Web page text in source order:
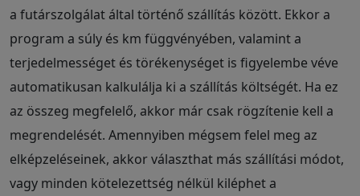
a futárszolgálat által történő szállítás között. Ekkor a
program a súly és km függvényében, valamint a
terjedelmességet és törékenységet is figyelembe véve
automatikusan kalkulálja ki a szállítás költségét. Ha ez
az összeg megfelelő, akkor már csak rögzítenie kell a
megrendelését. Amennyiben mégsem felel meg az
elképzeléseinek, akkor választhat más szállítási módot,
vagy minden kötelezettség nélkül kiléphet a